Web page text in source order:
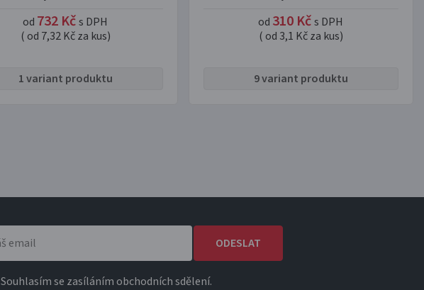
od 732 Kčs DPH
( od 7,32 Kč za kus)
1 variant produktu
od 310 Kčs DPH
( od 3,1 Kč za kus)
9 variant produktu
ODESLAT
Souhlasím se zasíláním obchodních sdělení.